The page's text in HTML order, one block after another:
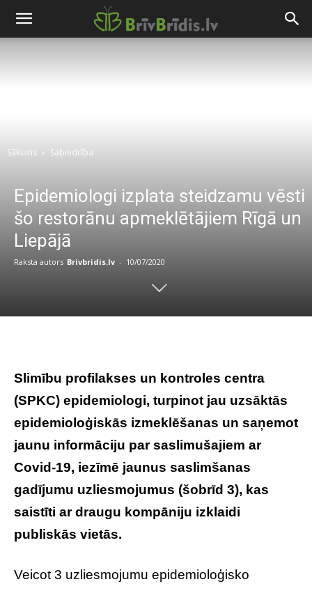
Sākums Sabiedrība
Epidemiologi izplata steidzamu vēsti
šo restorānu apmeklētājiem Rīgā un
Liepājā
Raksta autors Brivbridis.lv - 10/07/2020
Slimību profilakses un kontroles centra
(SPKC) epidemiologi, turpinot jau uzsāktās
epidemioloģiskās izmeklēšanas un saņemot
jaunu informāciju par saslimušajiem ar
Covid-19, iezīmē jaunus saslimšanas
gadījumu uzliesmojumus (šobrīd 3), kas
saistīti ar draugu kompāniju izklaidi
publiskās vietās.
Veicot 3 uzliesmojumu epidemioloģisko